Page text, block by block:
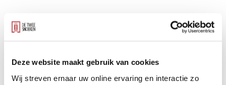
Deze website maakt gebruik van cookies
Wij streven ernaar uw online ervaring en interactie zo
nieuwe kindcentrum centraal. Hier voelen de talenten
voorbereid op het voortgezet onderwijs. Kindcentrum
De Ontdekking krijgt dan ook een bijzonder gebouw,